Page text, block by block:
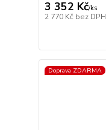
3 352 Kč/ks
2 770 Kč bez DPH
Doprava ZDARMA